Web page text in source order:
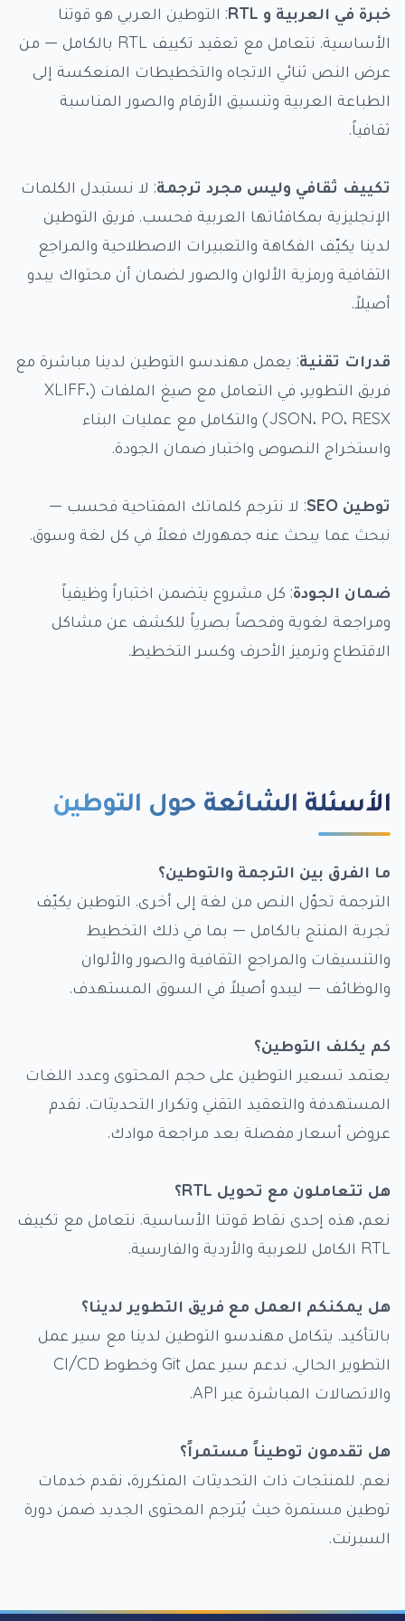
خبرة في العربية و RTL
: التوطين العربي هو قوتنا
الأساسية. نتعامل مع تعقيد تكييف RTL بالكامل — من
عرض النص ثنائي الاتجاه والتخطيطات المنعكسة إلى
الطباعة العربية وتنسيق الأرقام والصور المناسبة
ثقافياً.
تكييف ثقافي وليس مجرد ترجمة: لا نستبدل الكلمات
الإنجليزية بمكافئاتها العربية فحسب. فريق التوطين
لدينا يكيّف الفكاهة والتعبيرات الاصطلاحية والمراجع
الثقافية ورمزية الألوان والصور لضمان أن محتواك يبدو
أصيلاً.
قدرات تقنية: يعمل مهندسو التوطين لدينا مباشرة مع
فريق التطوير، في التعامل مع صيغ الملفات (XLIFF،
JSON، PO، RESX) والتكامل مع عمليات البناء
واستخراج النصوص واختبار ضمان الجودة.
توطين SEO
: لا نترجم كلماتك المفتاحية فحسب —
نبحث عما يبحث عنه جمهورك فعلاً في كل لغة وسوق.
ضمان الجودة: كل مشروع يتضمن اختباراً وظيفياً
ومراجعة لغوية وفحصاً بصرياً للكشف عن مشاكل
الاقتطاع وترميز الأحرف وكسر التخطيط.
الأسئلة الشائعة حول التوطين
ما الفرق بين الترجمة والتوطين؟
الترجمة تحوّل النص من لغة إلى أخرى. التوطين يكيّف
تجربة المنتج بالكامل — بما في ذلك التخطيط
والتنسيقات والمراجع الثقافية والصور والألوان
والوظائف — ليبدو أصيلاً في السوق المستهدف.
كم يكلف التوطين؟
يعتمد تسعير التوطين على حجم المحتوى وعدد اللغات
المستهدفة والتعقيد التقني وتكرار التحديثات. نقدم
عروض أسعار مفصلة بعد مراجعة موادك.
هل تتعاملون مع تحويل RTL؟
نعم، هذه إحدى نقاط قوتنا الأساسية. نتعامل مع تكييف
RTL الكامل للعربية والأردية والفارسية.
هل يمكنكم العمل مع فريق التطوير لدينا؟
بالتأكيد. يتكامل مهندسو التوطين لدينا مع سير عمل
التطوير الحالي. ندعم سير عمل Git وخطوط CI/CD
والاتصالات المباشرة عبر API.
هل تقدمون توطيناً مستمراً؟
نعم. للمنتجات ذات التحديثات المتكررة، نقدم خدمات
توطين مستمرة حيث يُترجم المحتوى الجديد ضمن دورة
السبرنت.